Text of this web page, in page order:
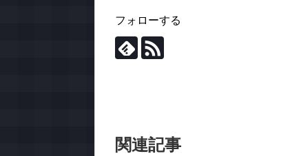
フォローする
関連記事